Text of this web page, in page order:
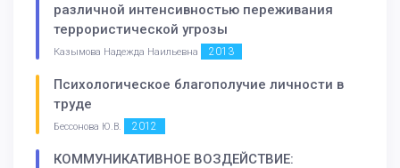
различной интенсивностью переживания
террористической угрозы
Казымова Надежда Наильевна 2013
Психологическое благополучие личности в
труде
Бессонова Ю.В. 2012
КОММУНИКАТИВНОЕ ВОЗДЕЙСТВИЕ: